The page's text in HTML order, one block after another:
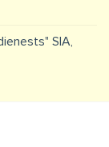
SIA,